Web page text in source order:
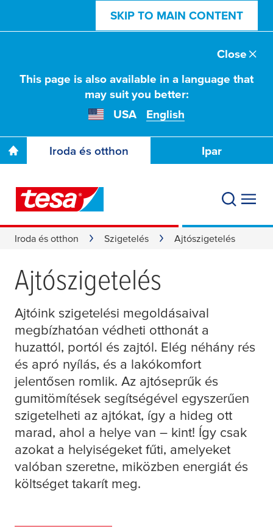
SKIP TO MAIN CONTENT
This page is also available in a language that
may suit you better:
USA
English
Close
Iroda és otthon Ipar
Iroda és otthon Szigetelés Ajtószigetelés
Ajtószigetelés
Ajtóink szigetelési megoldásaival
megbízhatóan védheti otthonát a
huzattól, portól és zajtól. Elég néhány rés
és apró nyílás, és a lakókomfort
jelentősen romlik. Az ajtóseprűk és
gumitömítések segítségével egyszerűen
szigetelheti az ajtókat, így a hideg ott
marad, ahol a helye van – kint! Így csak
azokat a helyiségeket fűti, amelyeket
valóban szeretne, miközben energiát és
költséget takarít meg.